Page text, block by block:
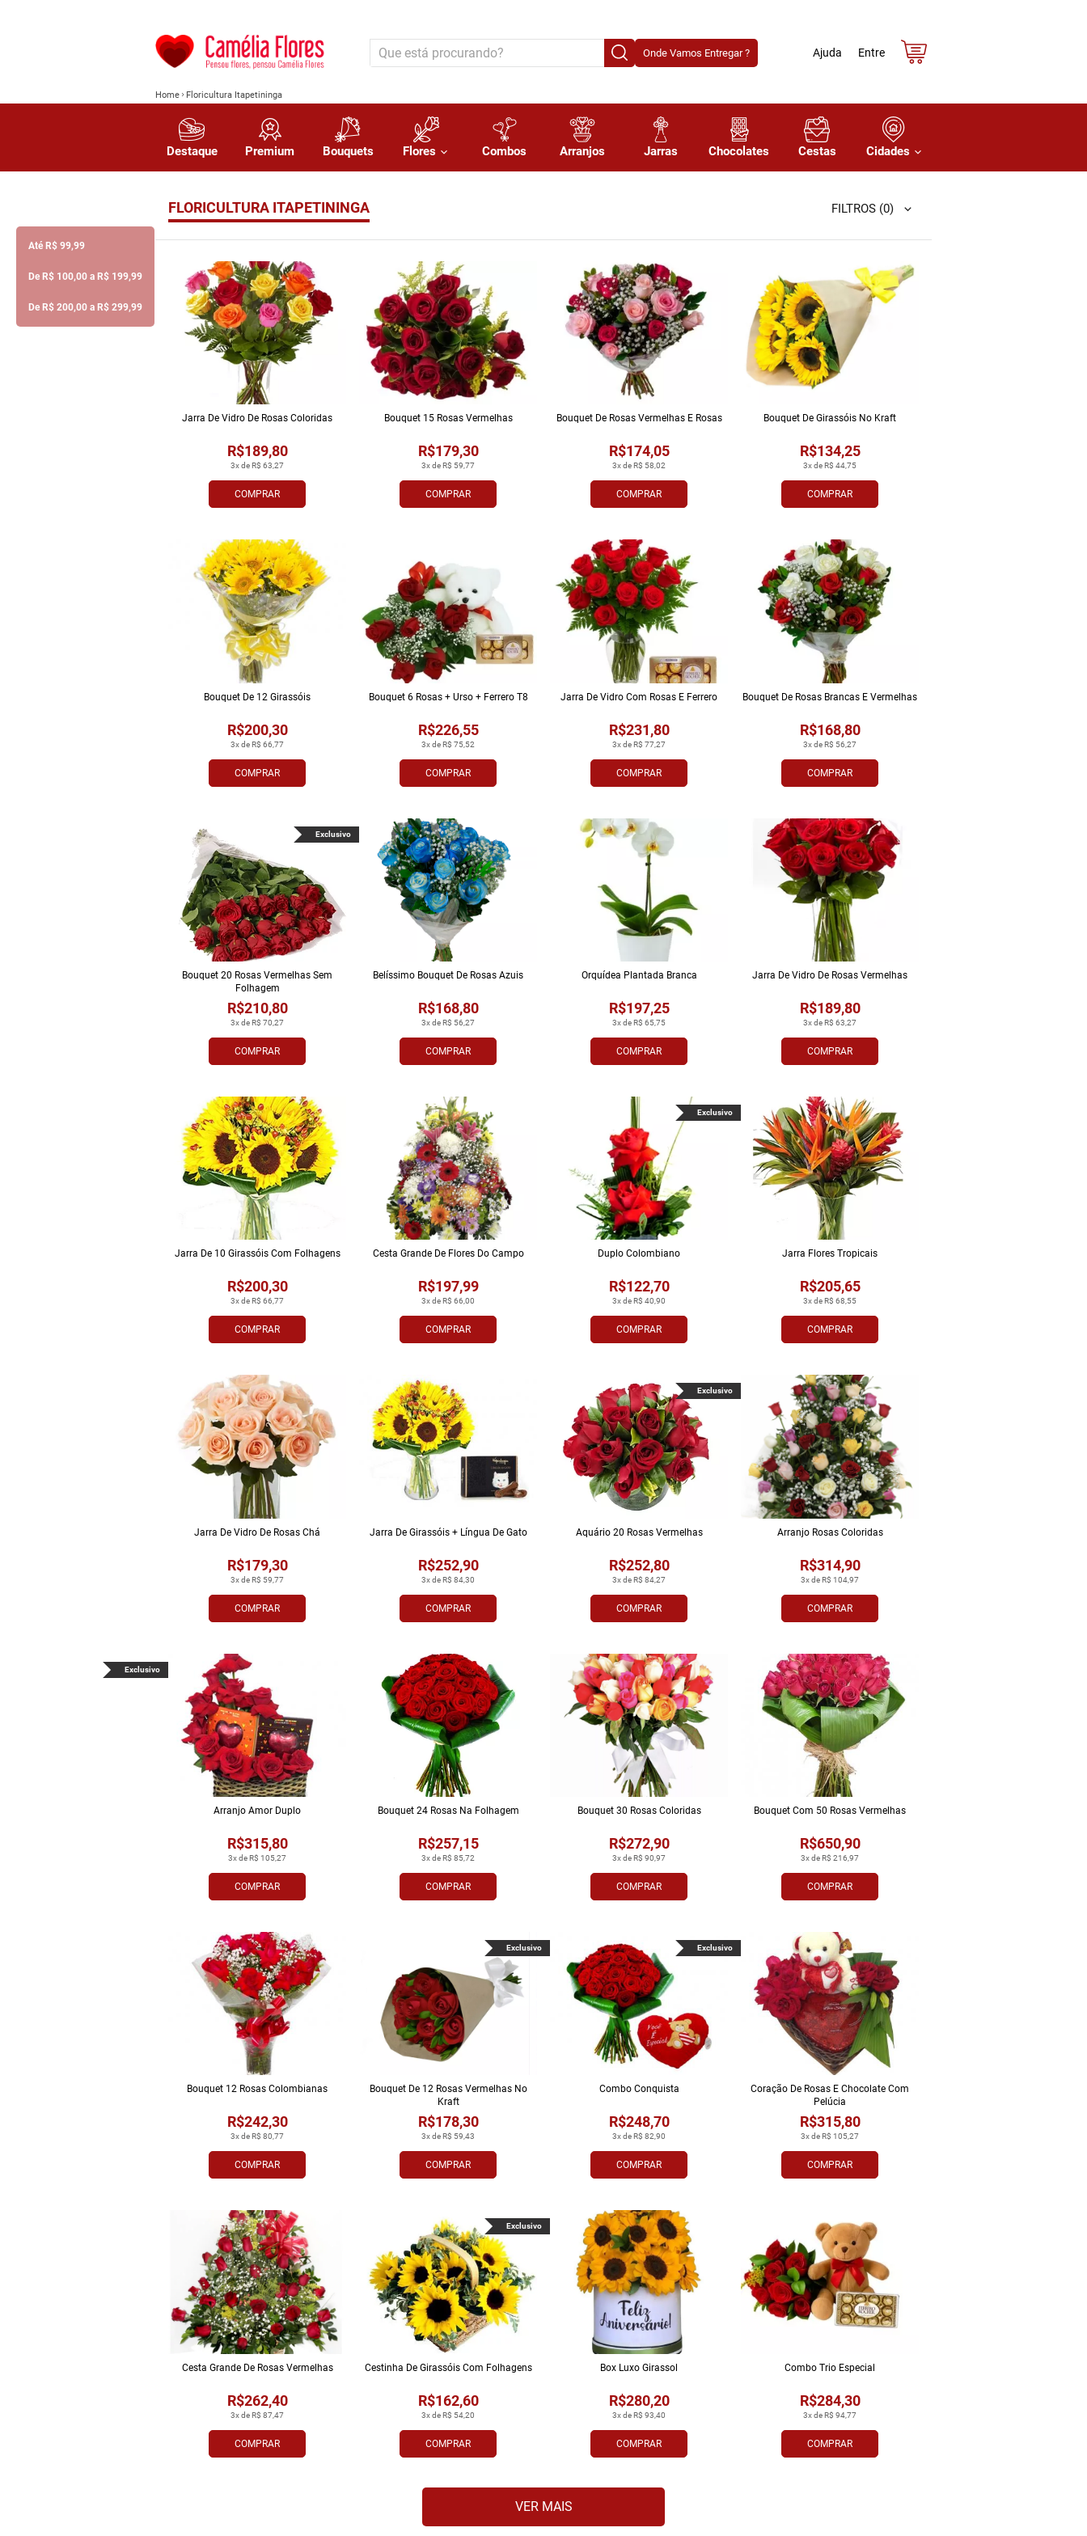
Até R$ 99,99
De R$ 100,00 a R$ 199,99
De R$ 200,00 a R$ 299,99
Onde Vamos Entregar ? Entre
Ajuda
Destaque Premium Bouquets Flores Combos Arranjos Jarras Chocolates Cestas Cidades
Home Floricultura Itapetininga
FLORICULTURA ITAPETININGA FILTROS (0)
COMPRAR
3x de R$ 63,27
R$189,80
Jarra De Vidro De Rosas Coloridas
COMPRAR
3x de R$ 59,77
R$179,30
Bouquet 15 Rosas Vermelhas
COMPRAR
3x de R$ 58,02
R$174,05
Bouquet De Rosas Vermelhas E Rosas
COMPRAR
3x de R$ 44,75
R$134,25
Bouquet De Girassóis No Kraft
COMPRAR
3x de R$ 66,77
R$200,30
Bouquet De 12 Girassóis
COMPRAR
3x de R$ 75,52
R$226,55
Bouquet 6 Rosas + Urso + Ferrero T8
COMPRAR
3x de R$ 77,27
R$231,80
Jarra De Vidro Com Rosas E Ferrero
COMPRAR
3x de R$ 56,27
R$168,80
Bouquet De Rosas Brancas E Vermelhas
COMPRAR
3x de R$ 70,27
R$210,80
Bouquet 20 Rosas Vermelhas Sem
Folhagem
Exclusivo
COMPRAR
3x de R$ 56,27
R$168,80
Belíssimo Bouquet De Rosas Azuis
COMPRAR
3x de R$ 65,75
R$197,25
Orquídea Plantada Branca
COMPRAR
3x de R$ 63,27
R$189,80
Jarra De Vidro De Rosas Vermelhas
COMPRAR
3x de R$ 66,77
R$200,30
Jarra De 10 Girassóis Com Folhagens
COMPRAR
3x de R$ 66,00
R$197,99
Cesta Grande De Flores Do Campo
COMPRAR
3x de R$ 40,90
R$122,70
Duplo Colombiano
Exclusivo
COMPRAR
3x de R$ 68,55
R$205,65
Jarra Flores Tropi­cais
COMPRAR
3x de R$ 59,77
R$179,30
Jarra De Vidro De Rosas Chá
COMPRAR
3x de R$ 84,30
R$252,90
Jarra De Girassóis + Língua De Gato
COMPRAR
3x de R$ 84,27
R$252,80
Aquário 20 Rosas Vermelhas
Exclusivo
COMPRAR
3x de R$ 104,97
R$314,90
Arranjo Rosas Coloridas
Exclusivo
COMPRAR
3x de R$ 105,27
R$315,80
Arranjo Amor Duplo
COMPRAR
3x de R$ 85,72
R$257,15
Bouquet 24 Rosas Na Folhagem
COMPRAR
3x de R$ 90,97
R$272,90
Bouquet 30 Rosas Coloridas
COMPRAR
3x de R$ 216,97
R$650,90
Bouquet Com 50 Rosas Vermelhas
COMPRAR
3x de R$ 80,77
R$242,30
Bouquet 12 Rosas Colombianas
COMPRAR
3x de R$ 59,43
R$178,30
Bouquet De 12 Rosas Vermelhas No
Kraft
Exclusivo
COMPRAR
3x de R$ 82,90
R$248,70
Combo Conquista
Exclusivo
COMPRAR
3x de R$ 105,27
R$315,80
Coração De Rosas E Chocolate Com
Pelúcia
COMPRAR
3x de R$ 87,47
R$262,40
Cesta Grande De Rosas Vermelhas
COMPRAR
3x de R$ 54,20
R$162,60
Cestinha De Girassóis Com Folhagens
Exclusivo
COMPRAR
3x de R$ 93,40
R$280,20
Box Luxo Girassol
COMPRAR
3x de R$ 94,77
R$284,30
Combo Trio Especial
VER MAIS